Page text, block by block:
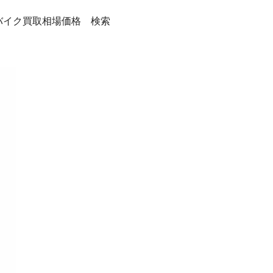
イク買取相場価格 検索